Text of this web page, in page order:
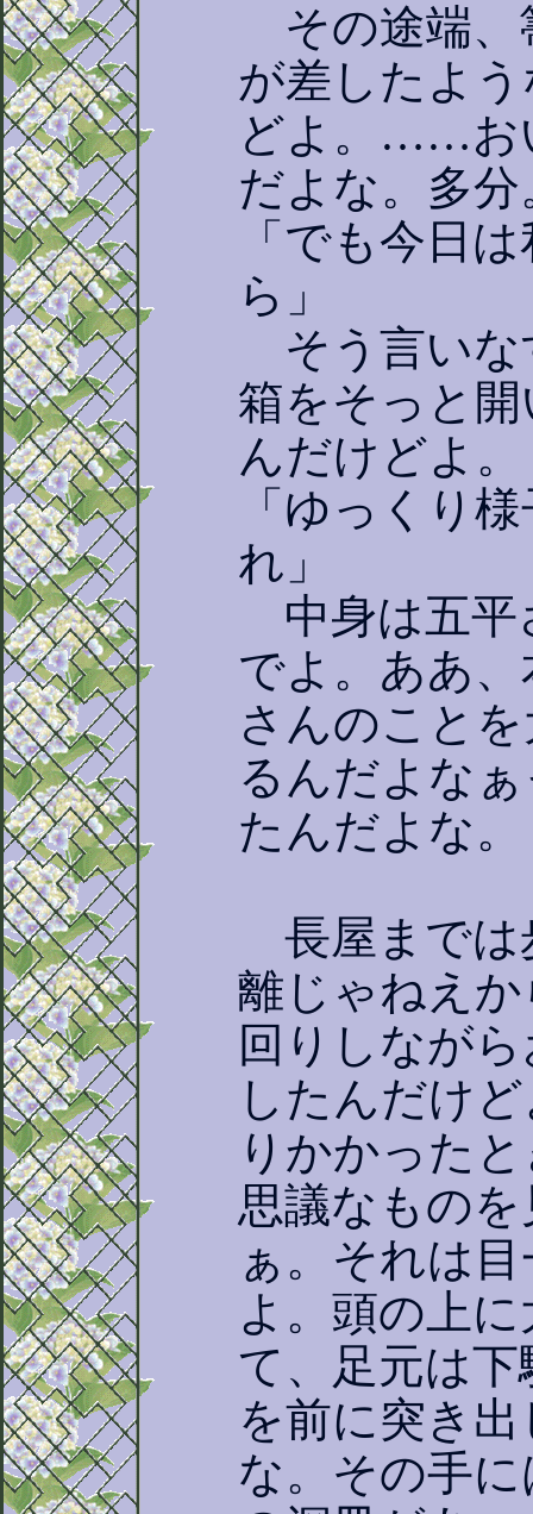
その途端、
が差したよ
どよ。……お
だよな。多分
「でも今日
ら」
そう言いな
箱をそっと
んだけどよ。
「ゆっくり
れ」
中身は五平
でよ。ああ
さんのこと
るんだよな
たんだよな。
長屋までは
離じゃねえ
回りしなが
したんだけ
りかかった
思議なもの
ぁ。それは
よ。頭の上
て、足元は
を前に突き
な。その手